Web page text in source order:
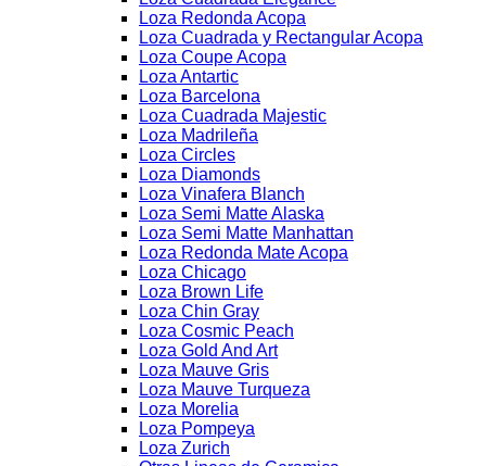
Loza Redonda Acopa
Loza Cuadrada y Rectangular Acopa
Loza Coupe Acopa
Loza Antartic
Loza Barcelona
Loza Cuadrada Majestic
Loza Madrileña
Loza Circles
Loza Diamonds
Loza Vinafera Blanch
Loza Semi Matte Alaska
Loza Semi Matte Manhattan
Loza Redonda Mate Acopa
Loza Chicago
Loza Brown Life
Loza Chin Gray
Loza Cosmic Peach
Loza Gold And Art
Loza Mauve Gris
Loza Mauve Turqueza
Loza Morelia
Loza Pompeya
Loza Zurich